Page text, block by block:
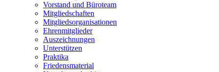
Vorstand und Büroteam
Mitgliedschaften
Mitgliedsorganisationen
Ehrenmitglieder
Auszeichnungen
Unterstützen
Praktika
Friedensmaterial